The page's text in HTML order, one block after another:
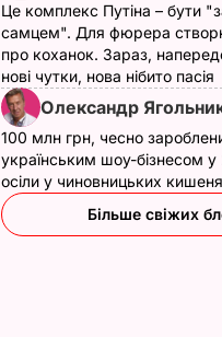
Це комплекс Путіна – бути
самцем". Для фюрера
про коханок. Зараз,
нові чутки, нова нібито пасія
Олександр
100 млн грн, чесно
українським шоу-бізнесом у
осіли у чиновницьких
Більше свіжих